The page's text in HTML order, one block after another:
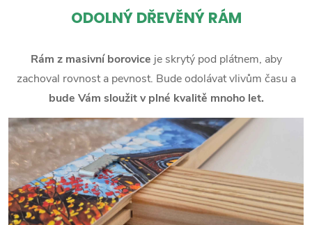
ODOLNÝ DŘEVĚNÝ RÁM
Rám z masivní borovice je skrytý pod plátnem, aby
zachoval rovnost a pevnost. Bude odolávat vlivům času a
bude Vám sloužit v plné kvalitě mnoho let.